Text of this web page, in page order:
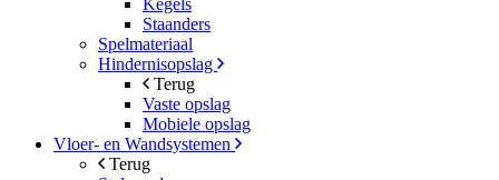
Kegels
Staanders
Spelmateriaal
Hindernisopslag
Terug
Vaste opslag
Mobiele opslag
Vloer- en Wandsystemen
Terug